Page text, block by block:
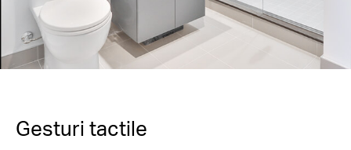
Gesturi tactile